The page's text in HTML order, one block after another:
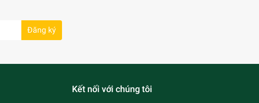
Đăng ký
Kết nối với chúng tôi